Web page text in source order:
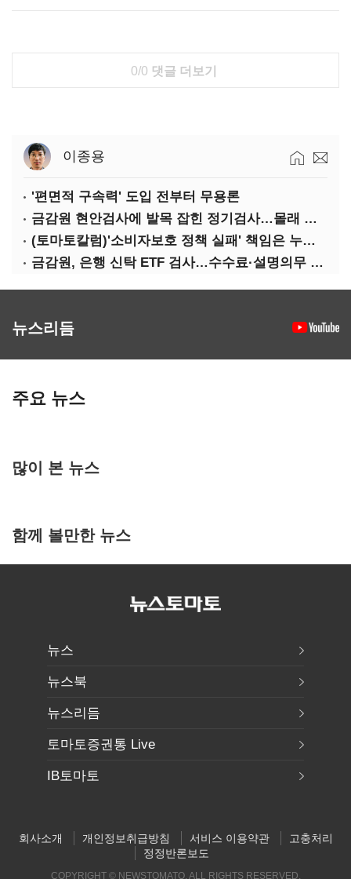
0/0 댓글 더보기
이종용
'편면적 구속력' 도입 전부터 무용론
금감원 현안검사에 발목 잡힌 정기검사…몰래 웃는 금융권
(토마토칼럼)'소비자보호 정책 실패' 책임은 누가 지나
금감원, 은행 신탁 ETF 검사…수수료·설명의무 정조준
뉴스리듬
주요 뉴스
많이 본 뉴스
함께 볼만한 뉴스
뉴스
뉴스북
뉴스리듬
토마토증권통 Live
IB토마토
회사소개 개인정보취급방침 서비스 이용약관
고충처리
정정반론보도
COPYRIGHT © NEWSTOMATO. ALL RIGHTS RESERVED.